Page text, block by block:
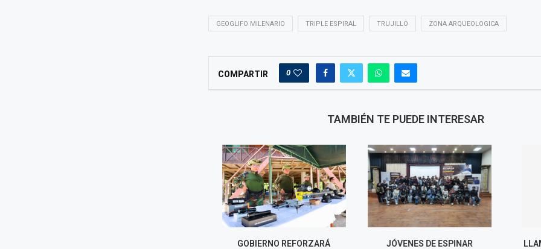
GEOGLIFO MILENARIO TRIPLE ESPIRAL TRUJILLO ZONA ARQUEOLOGICA
COMPARTIR 0
TAMBIÉN TE PUEDE INTERESAR
GOBIERNO REFORZARÁ
JÓVENES DE ESPINAR
LLAMKASUN